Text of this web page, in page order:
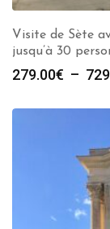
Visite de Sète
jusqu’à 30
279.00€ –